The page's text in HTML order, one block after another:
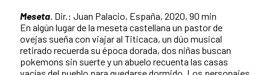
Meseta. Dir.: Juan Palacio, España, 2020, 90 min
En algún lugar de la meseta castellana un pastor de
ovejas sueña con viajar al Titicaca, un dúo musical
retirado recuerda su época dorada, dos niñas buscan
pokemons sin suerte y un abuelo recuenta las casas